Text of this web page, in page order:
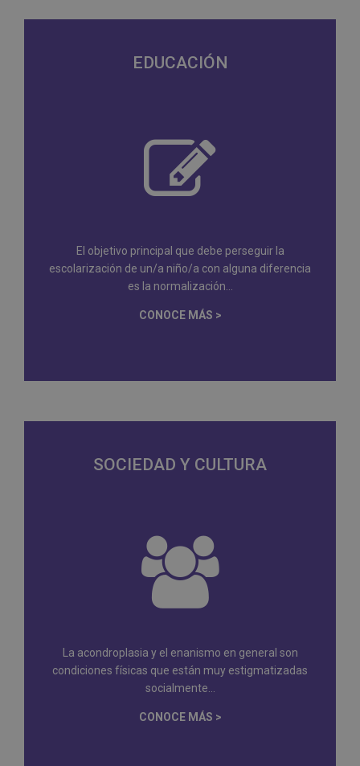
EDUCACIÓN
El objetivo principal que debe perseguir la
escolarización de un/a niño/a con alguna diferencia
es la normalización...
CONOCE MÁS >
SOCIEDAD Y CULTURA
La acondroplasia y el enanismo en general son
condiciones físicas que están muy estigmatizadas
socialmente...
CONOCE MÁS >